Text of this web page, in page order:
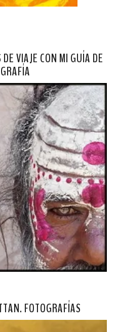
VIAJE CON MI GUÍA DE
FOTOGRAFÍAS